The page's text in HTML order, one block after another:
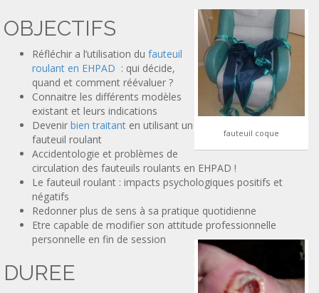
fauteuil coque
OBJECTIFS
Réfléchir a l’utilisation du fauteuil
roulant en EHPAD : qui décide,
quand et comment réévaluer ?
Connaitre les différents modèles
existant et leurs indications
Devenir bien traitant en utilisant un
fauteuil roulant
Accidentologie et problèmes de
circulation des fauteuils roulants en EHPAD !
Le fauteuil roulant : impacts psychologiques positifs et
négatifs
Redonner plus de sens à sa pratique quotidienne
Etre capable de modifier son attitude professionnelle
personnelle en fin de session
DUREE